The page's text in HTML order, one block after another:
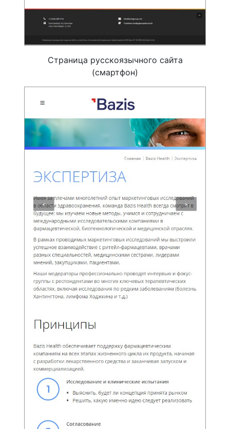
Страница русскоязычного сайта
(смартфон)